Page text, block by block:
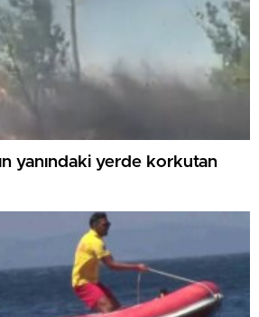
yanındaki yerde korkutan